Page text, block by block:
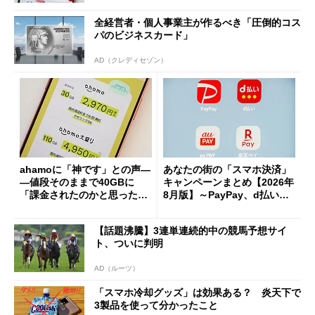
全経営者・個人事業主が作るべき「圧倒的コス
パのビジネスカード」
AD（クレディセゾン）
ahamoに「神です」との声―
―値段そのままで40GBに
「課金されたのかと思った」
あなたの街の「スマホ決済」
キャンペーンまとめ【2026年
8月版】～PayPay、d払い、a
【話題沸騰】3連単連続的中の競馬予想サイ
ト、ついに判明
AD（ルーツ）
「スマホ冷却グッズ」は効果ある？ 炎天下で
3製品を使って分かったこと